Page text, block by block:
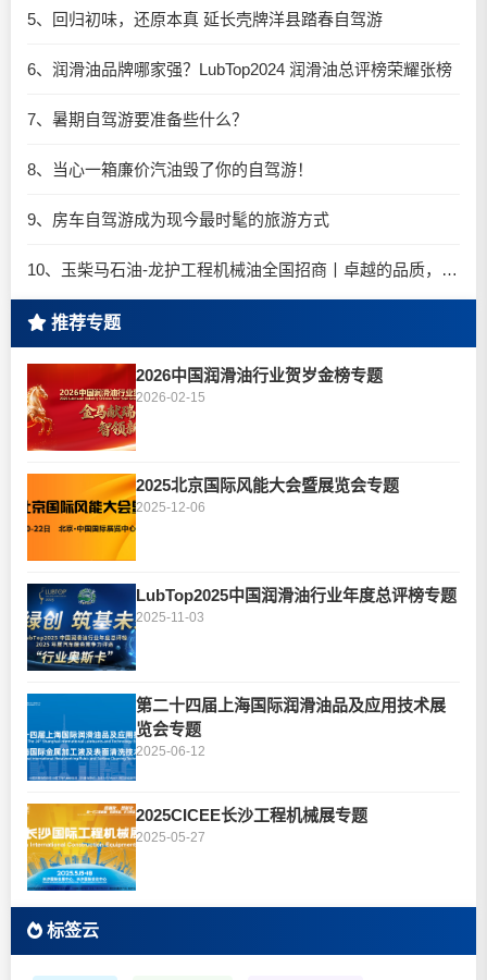
5、回归初味，还原本真 延长壳牌洋县踏春自驾游
6、润滑油品牌哪家强？LubTop2024 润滑油总评榜荣耀张榜
7、暑期自驾游要准备些什么？
8、当心一箱廉价汽油毁了你的自驾游！
9、房车自驾游成为现今最时髦的旅游方式
10、玉柴马石油-龙护工程机械油全国招商丨卓越的品质，专业的品牌！
推荐专题
2026中国润滑油行业贺岁金榜专题
2026-02-15
2025北京国际风能大会暨展览会专题
2025-12-06
LubTop2025中国润滑油行业年度总评榜专题
2025-11-03
第二十四届上海国际润滑油品及应用技术展
览会专题
2025-06-12
2025CICEE长沙工程机械展专题
2025-05-27
标签云